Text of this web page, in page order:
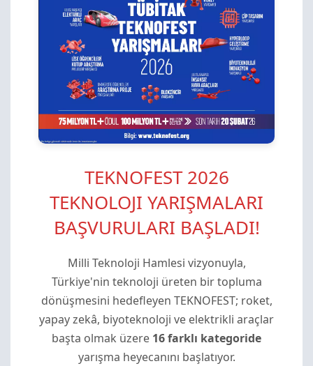
TEKNOFEST 2026
TEKNOLOJI YARIŞMALARI
BAŞVURULARI BAŞLADI!
Milli Teknoloji Hamlesi vizyonuyla,
Türkiye'nin teknoloji üreten bir topluma
dönüşmesini hedefleyen TEKNOFEST; roket,
yapay zekâ, biyoteknoloji ve elektrikli araçlar
başta olmak üzere 16 farklı kategoride
yarışma heyecanını başlatıyor.